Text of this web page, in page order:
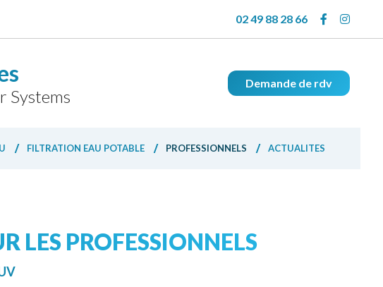
02 49 88 28 66
Systems
Demande de rdv
FILTRATION EAU POTABLE PROFESSIONNELS ACTUALITES
LES PROFESSIONNELS